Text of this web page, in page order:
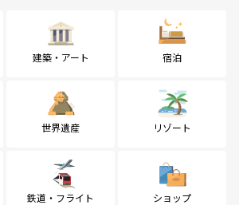
建築・アート 宿泊
世界遺産 リゾート
鉄道・フライト ショップ